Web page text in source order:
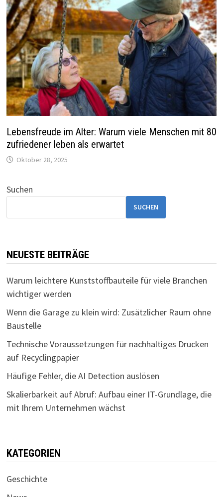
Lebensfreude im Alter: Warum viele Menschen mit 80
zufriedener leben als erwartet
Oktober 28, 2025
Suchen
SUCHEN
NEUESTE BEITRÄGE
Warum leichtere Kunststoffbauteile für viele Branchen
wichtiger werden
Wenn die Garage zu klein wird: Zusätzlicher Raum ohne
Baustelle
Technische Voraussetzungen für nachhaltiges Drucken
auf Recyclingpapier
Häufige Fehler, die AI Detection auslösen
Skalierbarkeit auf Abruf: Aufbau einer IT-Grundlage, die
mit Ihrem Unternehmen wächst
KATEGORIEN
Geschichte